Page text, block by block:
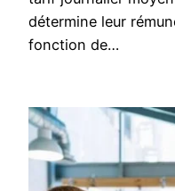
détermine leur
fonction de…